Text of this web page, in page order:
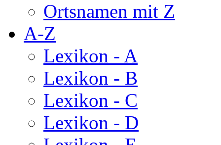
Ortsnamen mit Z
A-Z
Lexikon - A
Lexikon - B
Lexikon - C
Lexikon - D